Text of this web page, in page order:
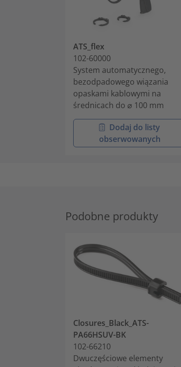
ATS_flex
102-60000
System automatycznego,
bezodpadowego wiązania
opaskami kablowymi na
średnicach do ⌀ 100 mm
Dodaj do listy
obserwowanych
Podobne produkty
Closures_Black_ATS-
PA66HSUV-BK
102-66210
Dwuczęściowe elementy